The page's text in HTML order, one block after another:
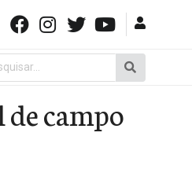
campo